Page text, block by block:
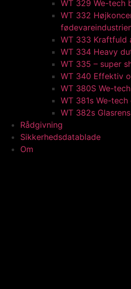
WT 329 We-tech
WT 332
WT 333 Kraftfuld
WT 334 Heavy
WT 335 – super
WT 340 Effektiv
WT 380S We-
WT 381s We-
WT 382s
Rådgivning
Sikkerhedsdatablade
Om